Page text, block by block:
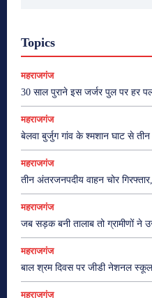
Topics
महराजगंज
30 साल पुराने इस जर्जर पुल पर हर
महराजगंज
बेलवा बुर्जुग गांव के श्मशान घाट से
महराजगंज
तीन अंतरजनपदीय वाहन चोर
महराजगंज
जब सड़क बनी तालाब तो ग्रामीणों ने
महराजगंज
बाल श्रम दिवस पर जीडी नेशनल
महराजगंज